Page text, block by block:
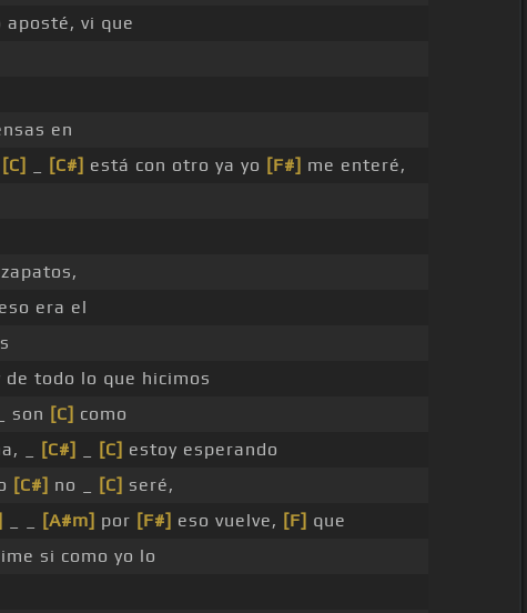
aposté, vi que
en
[C] [C#] está con otro ya yo [F#] me enteré,
zapatos,
era el
de todo lo que hicimos
_ son [C] como
_ [C#] [C] estoy esperando
[C#] no _ [C] seré,
[A#m] por [F#] eso vuelve, [F] que
si como yo lo